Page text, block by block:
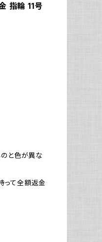
指輪 11号
と色が異な
って全額返金